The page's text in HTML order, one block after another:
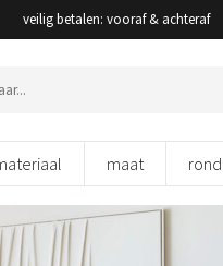
veilig betalen: vooraf & achteraf
maat rond